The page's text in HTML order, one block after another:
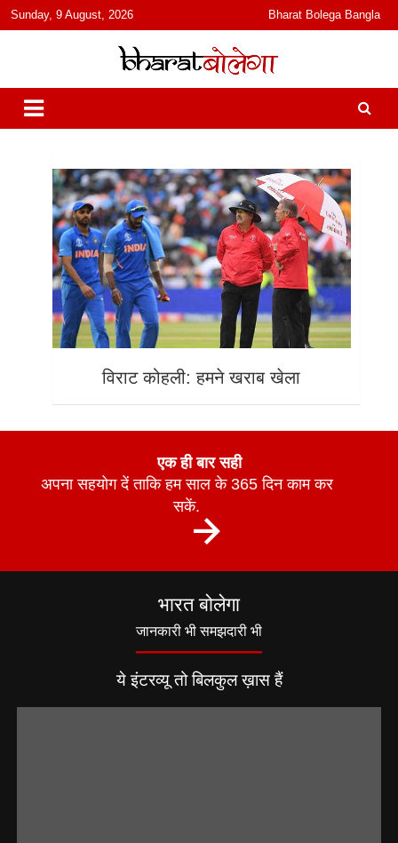
content
Sunday, 9 August, 2026 Bharat Bolega Bangla
भारत बोलेगा
हिंदी में समाचार, विचार, ऑडियो, वीडियो और फ़ीचर. भारत बोलेगा हिंदी न्यूज़ वेबसाइट
India: News, Views, Info, Trends & Podcast I जानकारी भी समझदारी भी
और पॉडकास्ट
विराट कोहली: हमने खराब खेला
एक ही बार सही
अपना सहयोग दें ताकि हम साल के 365 दिन काम कर
सकें.
भारत बोलेगा
जानकारी भी समझदारी भी
ये इंटरव्यू तो बिलकुल ख़ास हैं